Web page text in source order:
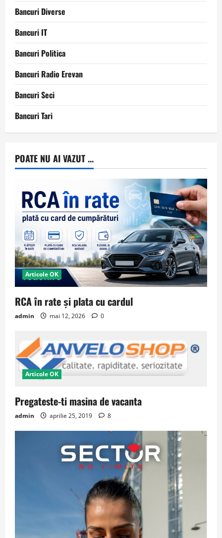
Bancuri Diverse
Bancuri IT
Bancuri Politica
Bancuri Radio Erevan
Bancuri Seci
Bancuri Tari
POATE NU AI VAZUT ...
Articole OK
RCA în rate și plata cu cardul
admin mai 12, 2026 0
Articole OK
Pregateste-ti masina de vacanta
admin aprilie 25, 2019 8